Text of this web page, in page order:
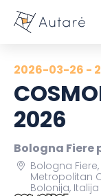
2026-03-26 -
2026
Bologna
Bologna
Metropolitan
Bolonija, Italija